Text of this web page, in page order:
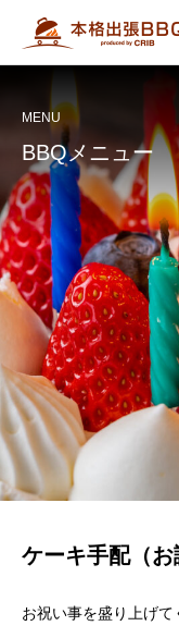
MENU
BBQメニュー
ケーキ手配（お
お祝い事を盛り上げて